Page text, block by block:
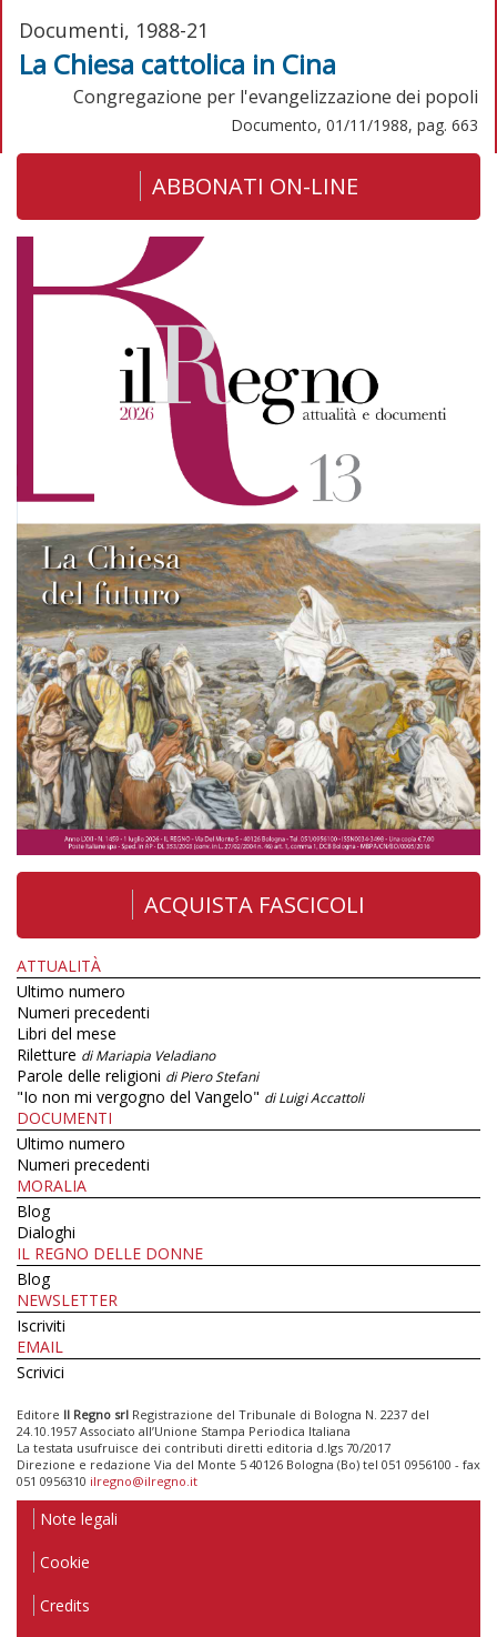
Documenti, 1988-21
La Chiesa cattolica in Cina
Congregazione per l'evangelizzazione dei popoli
Documento, 01/11/1988, pag. 663
ABBONATI ON-LINE
ACQUISTA FASCICOLI
ATTUALITÀ
Ultimo numero
Numeri precedenti
Libri del mese
Riletture di Mariapia Veladiano
Parole delle religioni di Piero Stefani
"Io non mi vergogno del Vangelo" di Luigi Accattoli
DOCUMENTI
Ultimo numero
Numeri precedenti
MORALIA
Blog
Dialoghi
IL REGNO DELLE DONNE
Blog
NEWSLETTER
Iscriviti
EMAIL
Scrivici
Editore Il Regno srl Registrazione del Tribunale di Bologna N. 2237 del
24.10.1957 Associato all’Unione Stampa Periodica Italiana
La testata usufruisce dei contributi diretti editoria d.lgs 70/2017
Direzione e redazione Via del Monte 5 40126 Bologna (Bo) tel 051 0956100 - fax
051 0956310 ilregno@ilregno.it
Note legali
Cookie
Credits